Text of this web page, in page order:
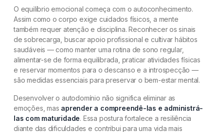
O equilíbrio emocional começa com o autoconhecimento.
Assim como o corpo exige cuidados físicos, a mente
também requer atenção e disciplina. Reconhecer os sinais
de sobrecarga, buscar apoio profissional e cultivar hábitos
saudáveis — como manter uma rotina de sono regular,
alimentar-se de forma equilibrada, praticar atividades físicas
e reservar momentos para o descanso e a introspecção —
são medidas essenciais para preservar o bem-estar mental.
Desenvolver o autodomínio não significa eliminar as
emoções, mas aprender a compreendê-las e administrá-
las com maturidade. Essa postura fortalece a resiliência
diante das dificuldades e contribui para uma vida mais